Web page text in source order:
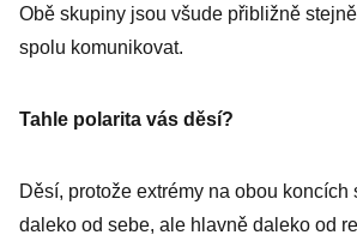
Obě skupiny jsou všude přibližně
spolu komunikovat.
Tahle polarita vás děsí?
Děsí, protože extrémy na obou koncích
daleko od sebe, ale hlavně daleko od